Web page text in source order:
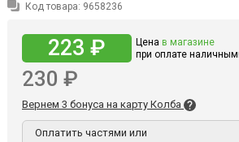
Код товара: 9658236
223 ₽ Цена в магазине
при оплате
230 ₽
Вернем 3 бонуса на карту Колба
Оплатить частями или